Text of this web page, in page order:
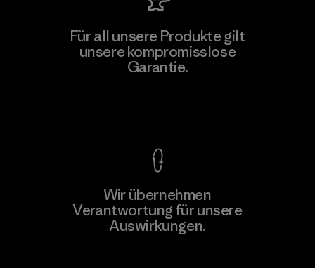
Viet Tien Garment JSC
Für all unsere Produkte gilt
unsere kompromisslose
Garantie.
Wir übernehmen
Verantwortung für unsere
Auswirkungen.